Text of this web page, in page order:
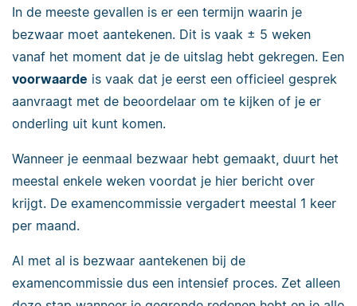
In de meeste gevallen is er een termijn waarin je
bezwaar moet aantekenen. Dit is vaak ± 5 weken
vanaf het moment dat je de uitslag hebt gekregen. Een
voorwaarde is vaak dat je eerst een officieel gesprek
aanvraagt met de beoordelaar om te kijken of je er
onderling uit kunt komen.
Wanneer je eenmaal bezwaar hebt gemaakt, duurt het
meestal enkele weken voordat je hier bericht over
krijgt. De examencommissie vergadert meestal 1 keer
per maand.
Al met al is bezwaar aantekenen bij de
examencommissie dus een intensief proces. Zet alleen